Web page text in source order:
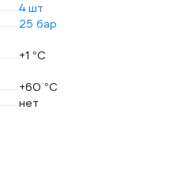
4 шт
25 бар
+1 °С
+60 °С
нет